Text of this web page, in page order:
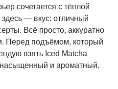
сочетается с тёплой
— вкус: отличный
Всё просто, аккуратно
Перед подъёмом, который
взять Iced Matcha
и ароматный.